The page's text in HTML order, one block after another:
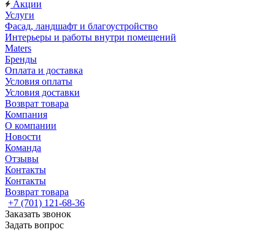
Акции
Услуги
Фасад, ландшафт и благоустройство
Интерьеры и работы внутри помещений
Maters
Бренды
Оплата и доставка
Условия оплаты
Условия доставки
Возврат товара
Компания
О компании
Новости
Команда
Отзывы
Контакты
Контакты
Возврат товара
+7 (701) 121-68-36
Заказать звонок
Задать вопрос